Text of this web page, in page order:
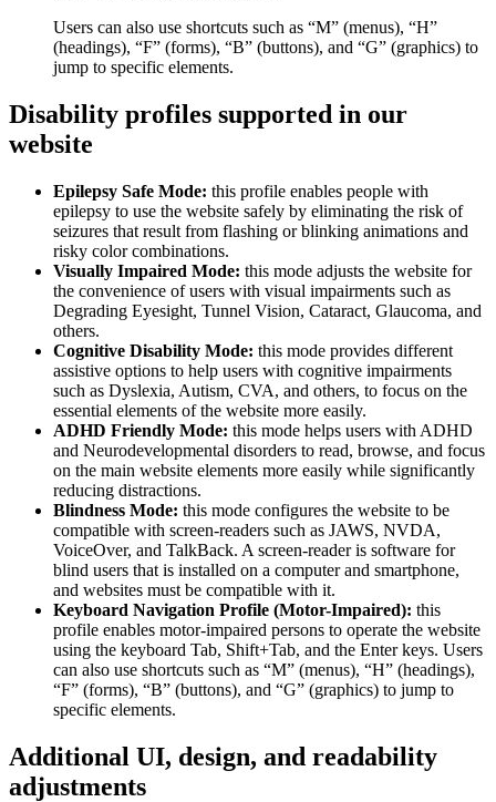
Users can also use shortcuts such as “M” (menus), “H”
(headings), “F” (forms), “B” (buttons), and “G” (graphics) to
jump to specific elements.
Disability profiles supported in our
website
Epilepsy Safe Mode: this profile enables people with
epilepsy to use the website safely by eliminating the risk of
seizures that result from flashing or blinking animations and
risky color combinations.
Visually Impaired Mode: this mode adjusts the website for
the convenience of users with visual impairments such as
Degrading Eyesight, Tunnel Vision, Cataract, Glaucoma, and
others.
Cognitive Disability Mode: this mode provides different
assistive options to help users with cognitive impairments
such as Dyslexia, Autism, CVA, and others, to focus on the
essential elements of the website more easily.
ADHD Friendly Mode: this mode helps users with ADHD
and Neurodevelopmental disorders to read, browse, and focus
on the main website elements more easily while significantly
reducing distractions.
Blindness Mode: this mode configures the website to be
compatible with screen-readers such as JAWS, NVDA,
VoiceOver, and TalkBack. A screen-reader is software for
blind users that is installed on a computer and smartphone,
and websites must be compatible with it.
Keyboard Navigation Profile (Motor-Impaired): this
profile enables motor-impaired persons to operate the website
using the keyboard Tab, Shift+Tab, and the Enter keys. Users
can also use shortcuts such as “M” (menus), “H” (headings),
“F” (forms), “B” (buttons), and “G” (graphics) to jump to
specific elements.
Additional UI, design, and readability
adjustments